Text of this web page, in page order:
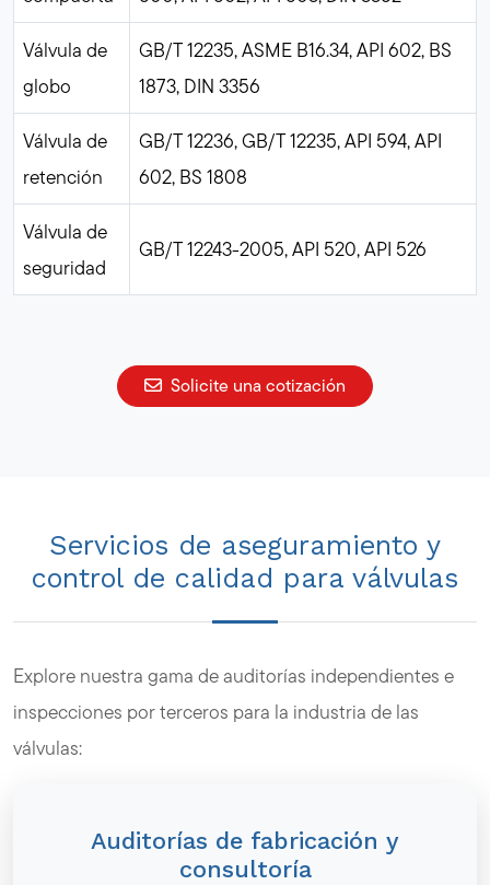
Válvula de
globo
GB/T 12235, ASME B16.34, API 602, BS
1873, DIN 3356
Válvula de
retención
GB/T 12236, GB/T 12235, API 594, API
602, BS 1808
Válvula de
seguridad
GB/T 12243-2005, API 520, API 526
Solicite una cotización
Servicios de aseguramiento y
control de calidad para válvulas
Explore nuestra gama de auditorías independientes e
inspecciones por terceros para la industria de las
válvulas:
Auditorías de fabricación y
consultoría